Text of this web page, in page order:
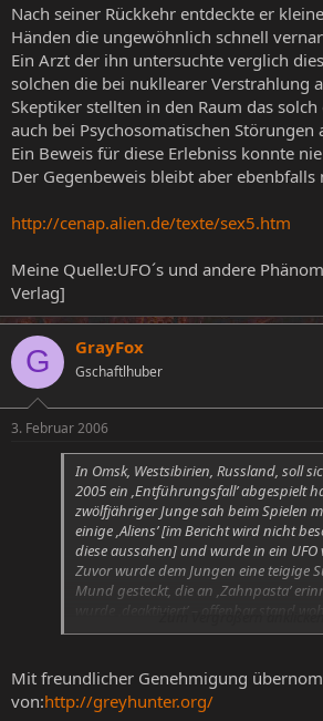
Nach seiner Rückkehr entdeckte er
Händen die ungewöhnlich schnell
Ein Arzt der ihn untersuchte verglich
solchen die bei nukllearer Verstrahlung
Skeptiker stellten in den Raum das
auch bei Psychosomatischen Störungen
Ein Beweis für diese Erlebniss konnte
Der Gegenbeweis bleibt aber ebenbfalls
http://cenap.alien.de/texte/sex5.htm
Meine Quelle:UFO´s und andere
Verlag]
G GrayFox
Gschaftlhuber
3. Februar 2006
In Omsk, Westsibirien, Russland, soll
2005 ein ‚Entführungsfall’ abgespielt
zwölfjähriger Junge sah beim Spielen
einige ‚Aliens’ [im Bericht wird nicht
diese aussahen] und wurde in ein UFO
Zuvor wurde dem Jungen eine teigige
Mund gesteckt, die an ‚Zahnpasta’
wurde ‚deaktiviert’ – offenbar stand
‚Raumflug’ an. Während des ‚Fluges’
wurde er diversen ‚biomedizinischen’
unterzogen [im Report steht nicht
wurde er von den Fremden wieder am
Mit freundlicher Genehmigung
von:http://greyhunter.org/